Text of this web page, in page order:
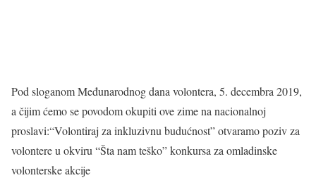
Pod sloganom Međunarodnog dana volontera, 5. decembra 2019,
a čijim ćemo se povodom okupiti ove zime na nacionalnoj
proslavi:“Volontiraj za inkluzivnu budućnost” otvaramo poziv za
volontere u okviru “Šta nam teško” konkursa za omladinske
volonterske akcije